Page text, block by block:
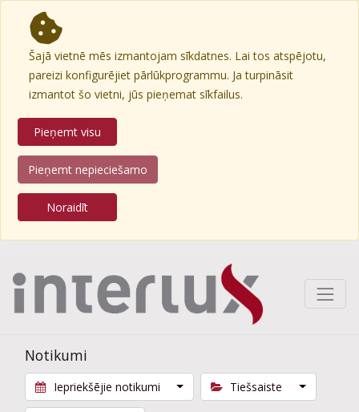
Šajā vietnē mēs izmantojam sīkdatnes. Lai tos atspējotu,
pareizi konfigurējiet pārlūkprogrammu. Ja turpināsit
izmantot šo vietni, jūs pieņemat sīkfailus.
Pieņemt visu
Pieņemt nepieciešamo
Noraidīt
Notikumi
Iepriekšējie notikumi Tiešsaiste